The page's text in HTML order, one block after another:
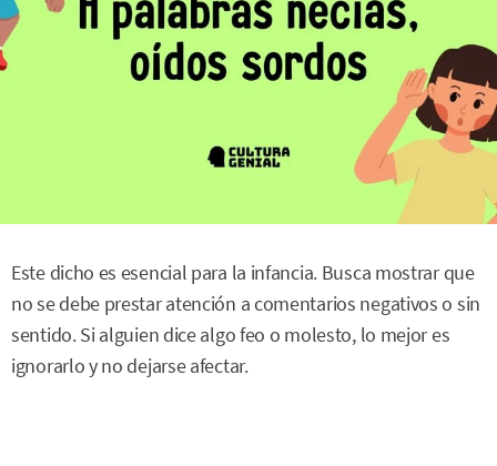
Este dicho es esencial para la infancia. Busca mostrar que
no se debe prestar atención a comentarios negativos o sin
sentido. Si alguien dice algo feo o molesto, lo mejor es
ignorarlo y no dejarse afectar.